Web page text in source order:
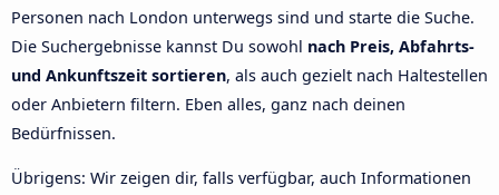
Personen nach London unterwegs sind und starte die Suche.
Die Suchergebnisse kannst Du sowohl nach Preis, Abfahrts-
und Ankunftszeit sortieren, als auch gezielt nach Haltestellen
oder Anbietern filtern. Eben alles, ganz nach deinen
Bedürfnissen.
Übrigens: Wir zeigen dir, falls verfügbar, auch Informationen